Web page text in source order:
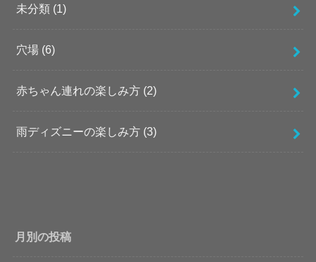
未分類 (1)
穴場 (6)
赤ちゃん連れの楽しみ方 (2)
雨ディズニーの楽しみ方 (3)
月別の投稿